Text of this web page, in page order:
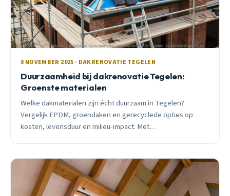
8 NOVEMBER 2025 · DAKRENOVATIE TEGELEN
Duurzaamheid bij dakrenovatie Tegelen:
Groenste materialen
Welke dakmaterialen zijn écht duurzaam in Tegelen?
Vergelijk EPDM, groendaken en gerecyclede opties op
kosten, levensduur en milieu-impact. Met